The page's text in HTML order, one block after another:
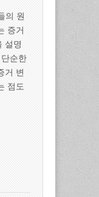
의 원
증거
설명
순한
거 변
점도